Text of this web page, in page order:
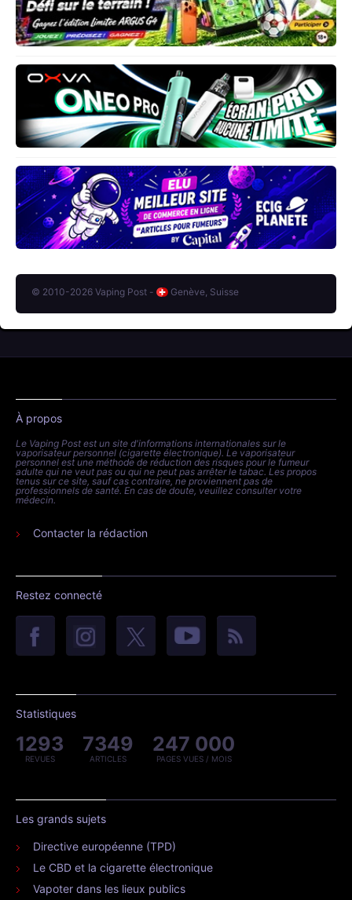
© 2010-2026 Vaping Post - Genève, Suisse
À propos
Le Vaping Post est un site d'informations internationales sur le
vaporisateur personnel (cigarette électronique). Le vaporisateur
personnel est une méthode de réduction des risques pour le fumeur
adulte qui ne veut pas ou qui ne peut pas arrêter le tabac. Les propos
tenus sur ce site, sauf cas contraire, ne proviennent pas de
professionnels de santé. En cas de doute, veuillez consulter votre
médecin.
Contacter la rédaction
Restez connecté
Statistiques
1293
REVUES
7349
ARTICLES
247 000
PAGES VUES / MOIS
Les grands sujets
Directive européenne (TPD)
Le CBD et la cigarette électronique
Vapoter dans les lieux publics